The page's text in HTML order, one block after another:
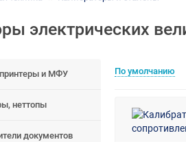
электрических
и МФУ
неттопы
документов
По умолчанию